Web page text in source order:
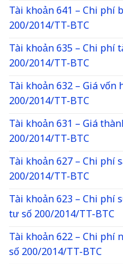
Tài khoản 641 – Chi phí
200/2014/TT-BTC
Tài khoản 635 – Chi phí
200/2014/TT-BTC
Tài khoản 632 – Giá
200/2014/TT-BTC
Tài khoản 631 – Giá
200/2014/TT-BTC
Tài khoản 627 – Chi phí
200/2014/TT-BTC
Tài khoản 623 – Chi phí
tư số 200/2014/TT-BTC
Tài khoản 622 – Chi
số 200/2014/TT-BTC